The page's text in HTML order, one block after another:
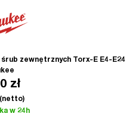
zewnętrznych Torx-E E4-E24
zł
w 24h